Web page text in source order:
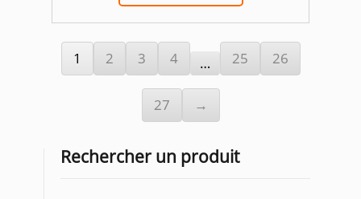
1 2 3 4 … 25 26
27 →
Rechercher un produit